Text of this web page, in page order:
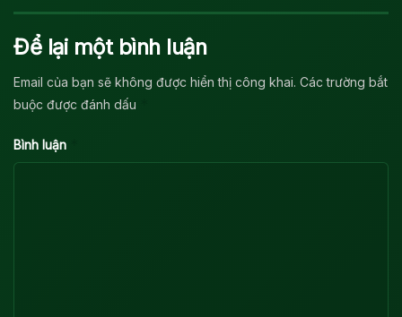
Để lại một bình luận
Email của bạn sẽ không được hiển thị công khai. Các trường bắt
buộc được đánh dấu
Bình luận